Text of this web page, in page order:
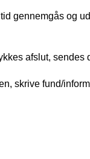
gennemgås og
afslut,
skrive fund/